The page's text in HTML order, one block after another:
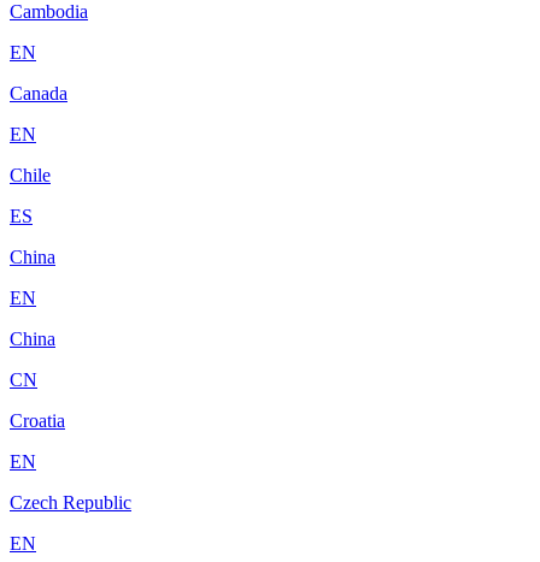
Cambodia
EN
Canada
EN
Chile
ES
China
EN
China
CN
Croatia
EN
Czech Republic
EN